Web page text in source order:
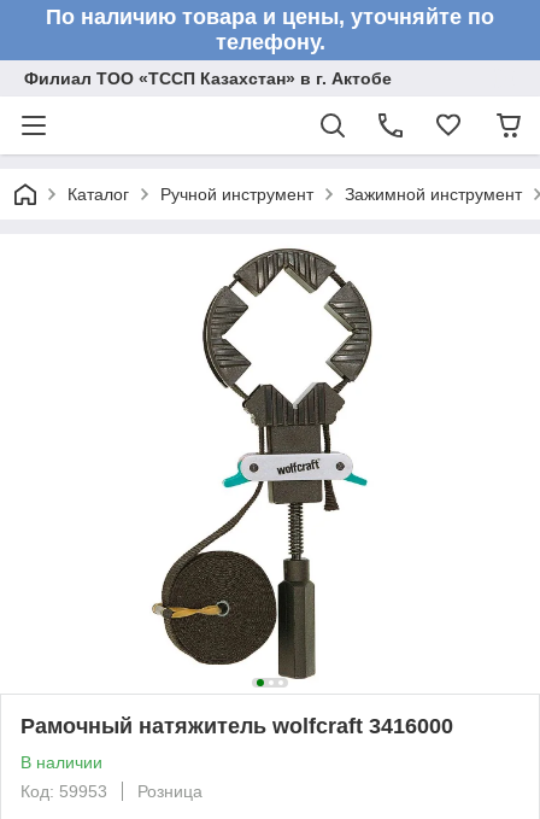
По наличию товара и цены, уточняйте по
телефону.
Филиал ТОО «ТССП Казахстан» в г. Актобе
Каталог Ручной инструмент Зажимной инструмент
Рамочный натяжитель wolfcraft 3416000
В наличии
Код: 59953
Розница